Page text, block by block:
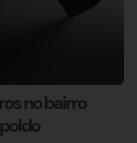
no bairro